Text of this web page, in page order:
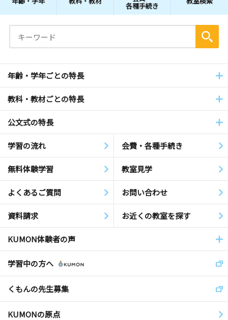
各種手続き
年齢・学年ごとの特長
教科・教材ごとの特長
公文式の特長
学習の流れ 会費・各種手続き
無料体験学習 教室見学
よくあるご質問 お問い合わせ
資料請求 お近くの教室を探す
KUMON体験者の声
学習中の方へ
くもんの先生募集
KUMONの原点